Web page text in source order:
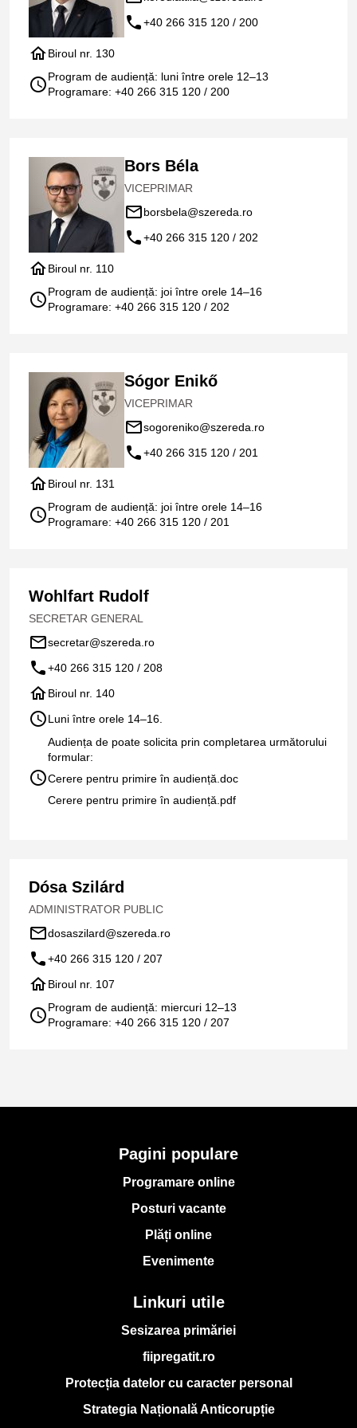
call+40 266 315 120 / 200
homeBiroul nr. 130
scheduleProgram de audiență: luni între orele 12–13
Programare: +40 266 315 120 / 200
Bors Béla
VICEPRIMAR
mail_outlineborsbela@szereda.ro
call+40 266 315 120 / 202
homeBiroul nr. 110
scheduleProgram de audiență: joi între orele 14–16
Programare: +40 266 315 120 / 202
Sógor Enikő
VICEPRIMAR
mail_outlinesogoreniko@szereda.ro
call+40 266 315 120 / 201
homeBiroul nr. 131
scheduleProgram de audiență: joi între orele 14–16
Programare: +40 266 315 120 / 201
Wohlfart Rudolf
SECRETAR GENERAL
mail_outlinesecretar@szereda.ro
call+40 266 315 120 / 208
homeBiroul nr. 140
scheduleLuni între orele 14–16.
schedule
Audiența de poate solicita prin completarea următorului
formular:
Cerere pentru primire în audiență.doc
Cerere pentru primire în audiență.pdf
Dósa Szilárd
ADMINISTRATOR PUBLIC
mail_outlinedosaszilard@szereda.ro
call+40 266 315 120 / 207
homeBiroul nr. 107
scheduleProgram de audiență: miercuri 12–13
Programare: +40 266 315 120 / 207
Pagini populare
Programare online
Posturi vacante
Plăți online
Evenimente
Linkuri utile
Sesizarea primăriei
fiipregatit.ro
Protecția datelor cu caracter personal
Strategia Națională Anticorupție